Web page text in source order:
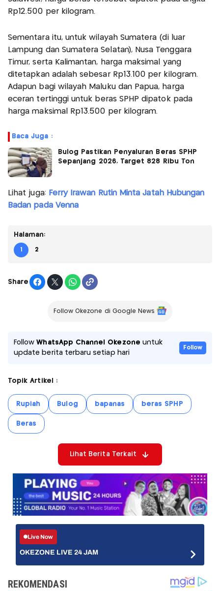
Rp12.500 per kilogram.
Sementara itu, untuk wilayah Sumatera (di luar
Lampung dan Sumatera Selatan), Nusa Tenggara
Timur, serta Kalimantan, harga maksimal yang
ditetapkan adalah sebesar Rp13.100 per kilogram.
Adapun bagi wilayah Maluku dan Papua, harga
eceran tertinggi untuk beras SPHP dipatok pada
harga maksimal Rp13.500 per kilogram.
Baca Juga :
Bulog Pastikan Penyaluran Beras SPHP
Sepanjang 2026, Target 828 Ribu Ton
Lihat juga: Ferry Irawan Rutin Minta Jatah Hubungan
Badan pada Venna
Halaman:
1 2
Share
Follow Okezone di Google News
FollowWhatsApp Channel Okezone untuk
update berita terbaru setiap hari
Follow
Topik Artikel :
Rupiah Bulog bapanas beras SPHP
Beras
Lihat Berita Terkait
Live Now
OKEZONE LIVE 24 JAM